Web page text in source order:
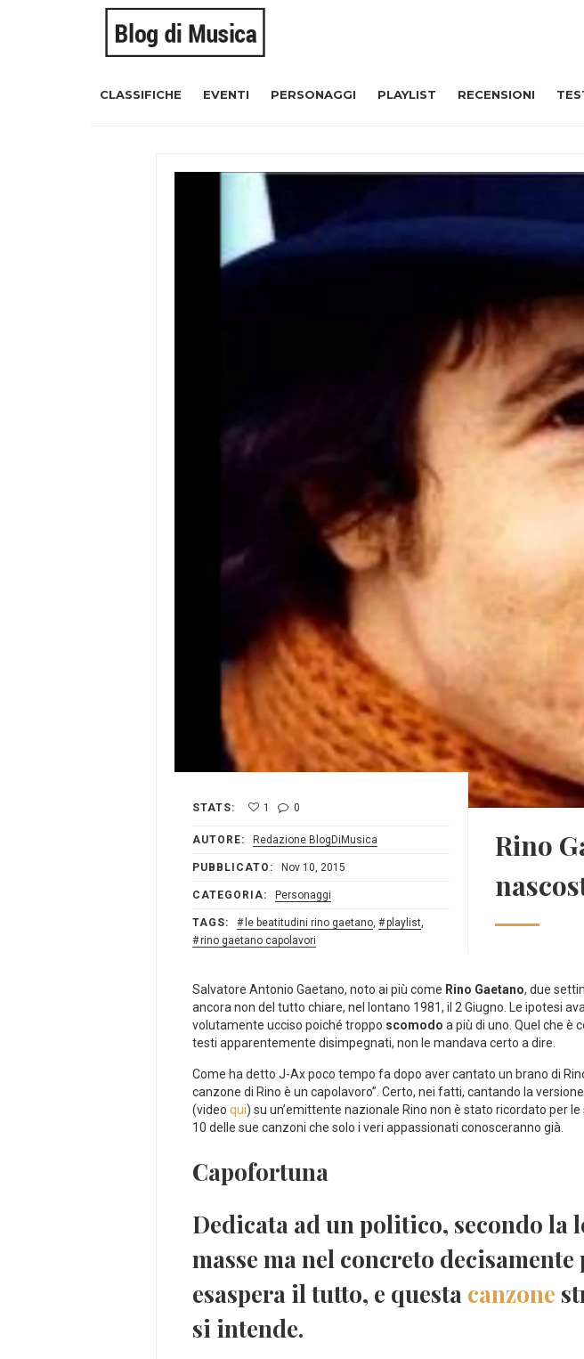
CLASSIFICHE EVENTI PERSONAGGI PLAYLIST RECENSIONI
STATS: 1 0
AUTORE: Redazione BlogDiMusica
PUBBLICATO: Nov 10, 2015
CATEGORIA: Personaggi
TAGS: le beatitudini rino gaetano, playlist,
rino gaetano capolavori
Rino
Salvatore Antonio Gaetano, noto ai più come Rino Gaetano, due
ancora non del tutto chiare, nel lontano 1981, il 2 Giugno. Le ipotesi
volutamente ucciso poiché troppo scomodo a più di uno. Quel che è
testi apparentemente disimpegnati, non le mandava certo a dire.
Come ha detto J-Ax poco tempo fa dopo aver cantato un brano di
canzone di Rino è un capolavoro”. Certo, nei fatti, cantando la
(video qui) su un’emittente nazionale Rino non è stato ricordato per le
10 delle sue canzoni che solo i veri appassionati conosceranno già.
Capofortuna
Dedicata ad un politico, secondo la
masse ma nel concreto
esaspera il tutto, e questa canzone
si intende.